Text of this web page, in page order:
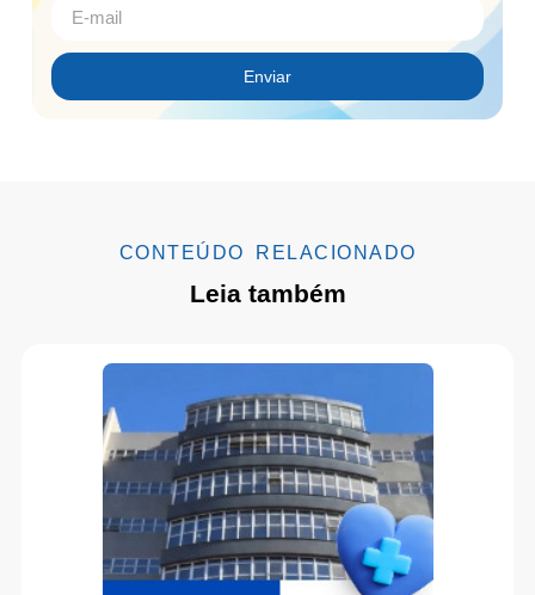
Enviar
CONTEÚDO RELACIONADO
Leia também